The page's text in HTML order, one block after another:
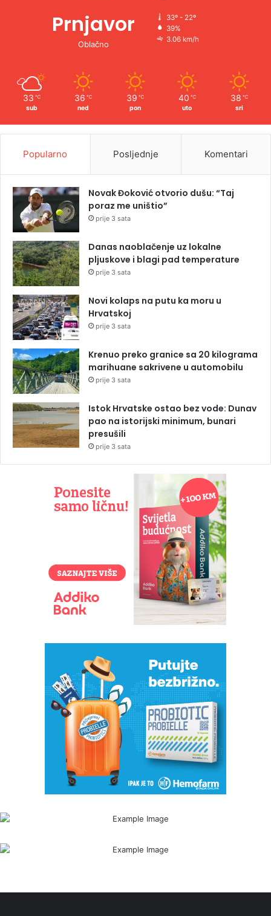
Prnjavor
Oblačno
33º - 22º
39%
3.06 km/h
33 ℃
sub
36 ℃
ned
39 ℃
pon
40 ℃
uto
38 ℃
sri
Popularno Posljednje Komentari
Novak Đoković otvorio dušu: “Taj
poraz me uništio”
prije 3 sata
Danas naoblačenje uz lokalne
pljuskove i blagi pad temperature
prije 3 sata
Novi kolaps na putu ka moru u
Hrvatskoj
prije 3 sata
Krenuo preko granice sa 20 kilograma
marihuane sakrivene u automobilu
prije 3 sata
Istok Hrvatske ostao bez vode: Dunav
pao na istorijski minimum, bunari
presušili
prije 3 sata